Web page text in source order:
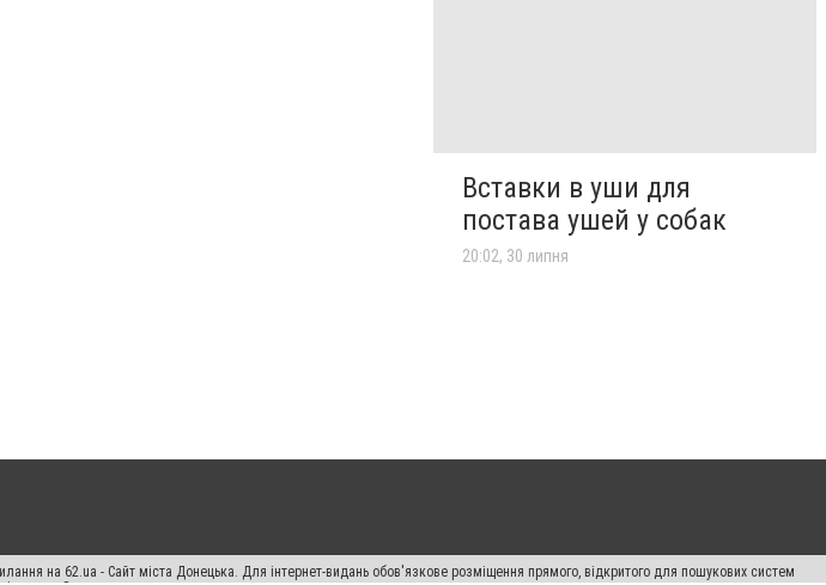
Вставки в уши для
постава ушей у собак
20:02, 30 липня
на 62.ua - Сайт міста Донецька. Для інтернет-видань обов'язкове розміщення прямого, відкритого для пошукових систем